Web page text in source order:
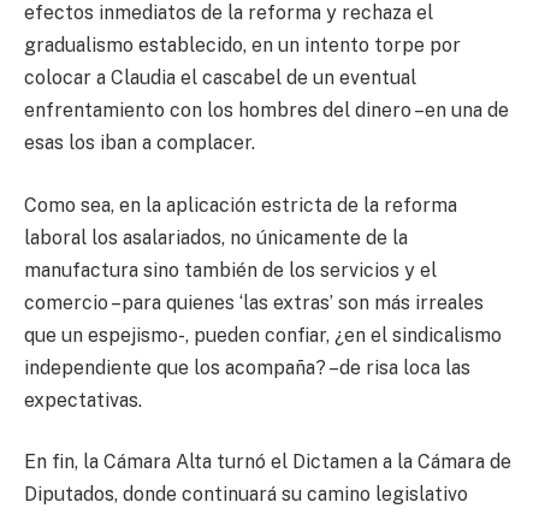
efectos inmediatos de la reforma y rechaza el
gradualismo establecido, en un intento torpe por
colocar a Claudia el cascabel de un eventual
enfrentamiento con los hombres del dinero –en una de
esas los iban a complacer.
Como sea, en la aplicación estricta de la reforma
laboral los asalariados, no únicamente de la
manufactura sino también de los servicios y el
comercio –para quienes ‘las extras’ son más irreales
que un espejismo-, pueden confiar, ¿en el sindicalismo
independiente que los acompaña? –de risa loca las
expectativas.
En fin, la Cámara Alta turnó el Dictamen a la Cámara de
Diputados, donde continuará su camino legislativo